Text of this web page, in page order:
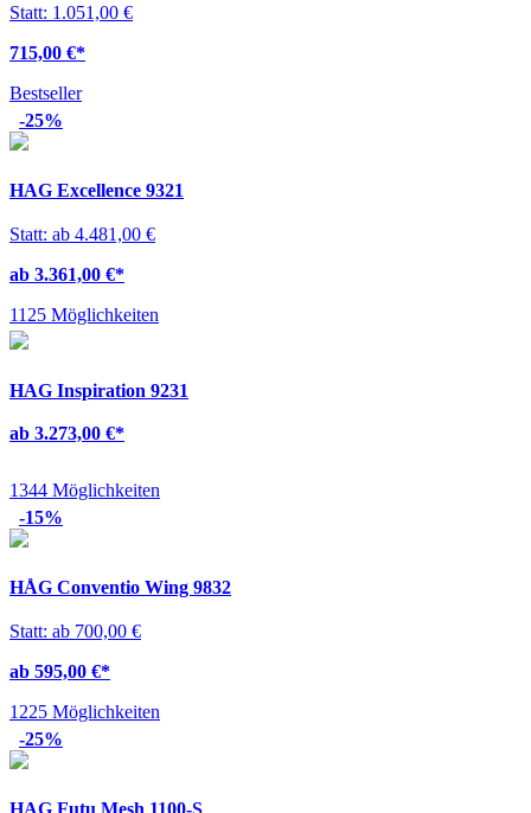
Statt: 1.051,00 €
715,00 €*
Bestseller
-25%
HAG Excellence 9321
Statt: ab 4.481,00 €
ab 3.361,00 €*
1125 Möglichkeiten
HAG Inspiration 9231
ab 3.273,00 €*
1344 Möglichkeiten
-15%
HÅG Conventio Wing 9832
Statt: ab 700,00 €
ab 595,00 €*
1225 Möglichkeiten
-25%